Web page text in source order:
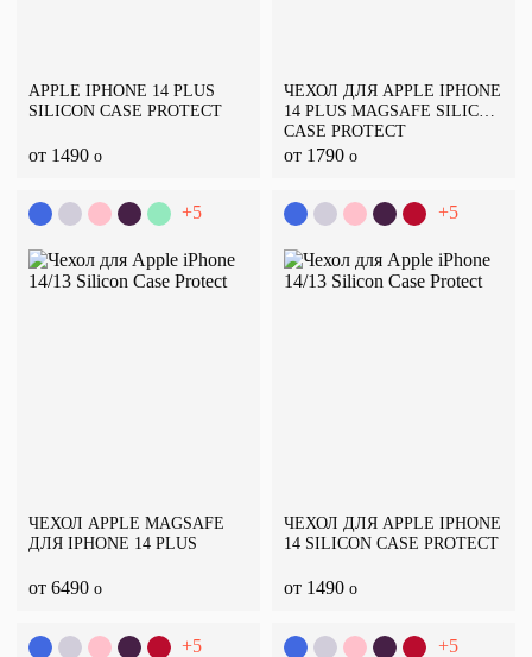
APPLE IPHONE 14 PLUS
SILICON CASE PROTECT
от 1490 o
ЧЕХОЛ ДЛЯ APPLE IPHONE
14 PLUS MAGSAFE SILICON
CASE PROTECT
от 1790 o
+5
ЧЕХОЛ APPLE MAGSAFE
ДЛЯ IPHONE 14 PLUS
от 6490 o
+5
ЧЕХОЛ ДЛЯ APPLE IPHONE
14 SILICON CASE PROTECT
от 1490 o
+5 +5